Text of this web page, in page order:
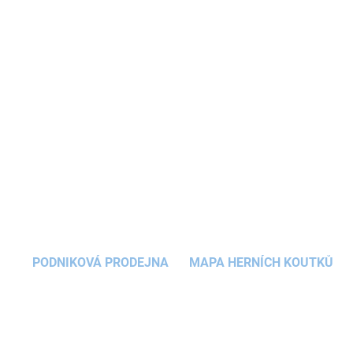
PODNIKOVÁ PRODEJNA MAPA HERNÍCH KOUTKŮ